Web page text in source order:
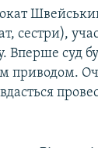
сестри),
Вперше суд
приводом.